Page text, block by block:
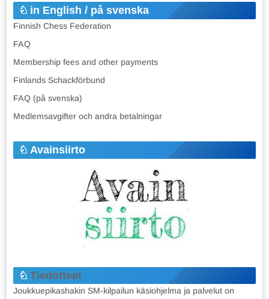
in English / på svenska
Finnish Chess Federation
FAQ
Membership fees and other payments
Finlands Schackförbund
FAQ (på svenska)
Medlemsavgifter och andra betalningar
Avainsiirto
Tiedotteet
Joukkuepikashakin SM-kilpailun käsiohjelma ja palvelut on